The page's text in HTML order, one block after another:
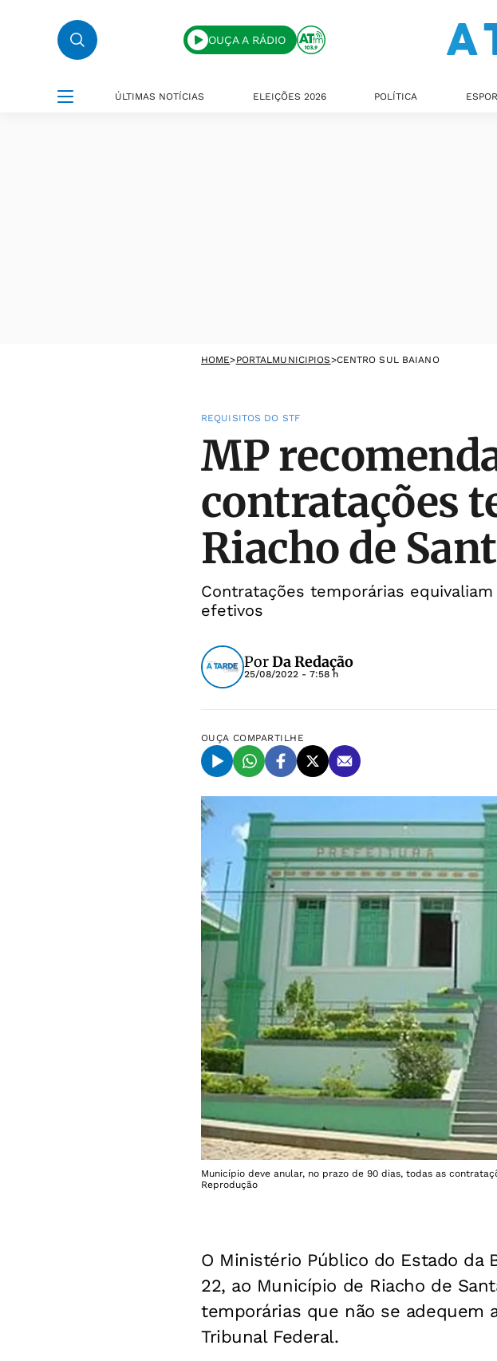
OUÇA A RÁDIO
ÚLTIMAS NOTÍCIAS ELEIÇÕES 2026 POLÍTICA
HOME>PORTALMUNICIPIOS>CENTRO SUL BAIANO
REQUISITOS DO STF
MP
contratações
Riacho de
Contratações temporárias
efetivos
PorDa Redação
25/08/2022 - 7:58 h
OUÇA COMPARTILHE
Município deve anular, no prazo de 90 dias, todas as
Reprodução
O Ministério Público do Estado da
22, ao Município de Riacho de
temporárias que não se adequem
Tribunal Federal.